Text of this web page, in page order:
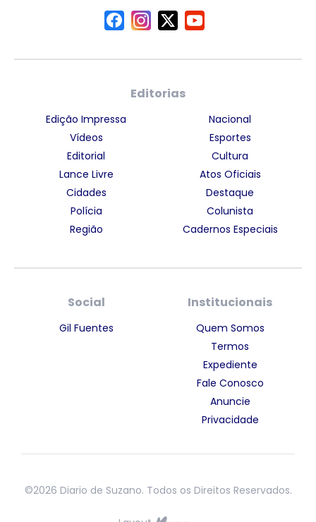
Editorias
Edição Impressa
Vídeos
Editorial
Lance Livre
Cidades
Polícia
Região
Nacional
Esportes
Cultura
Atos Oficiais
Destaque
Colunista
Cadernos Especiais
Social
Gil Fuentes
Institucionais
Quem Somos
Termos
Expediente
Fale Conosco
Anuncie
Privacidade
©2026 Diario de Suzano. Todos os Direitos Reservados.